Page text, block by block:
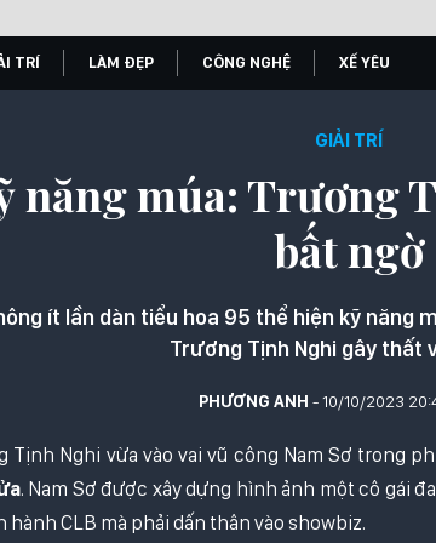
TRÍ LÀM ĐẸP CÔNG NGHỆ XẾ YÊU
GIẢI TRÍ
năng múa: Trương
bất ngờ
ít lần dàn tiểu hoa 95 thể hiện kỹ năng
Trương Tịnh Nghi gây thất
PHƯƠNG ANH - 10/10/2023
Tịnh Nghi vừa vào vai vũ công Nam Sơ trong
. Nam Sơ được xây dựng hình ảnh một cô gái
hành CLB mà phải dấn thân vào showbiz.